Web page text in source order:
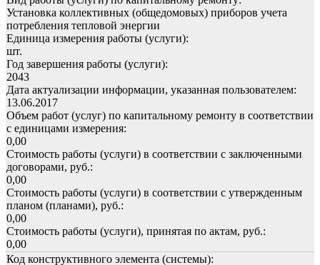
Установка коллективных (общедомовых) приборов учета
потребления тепловой энергии
Единица измерения работы (услуги):
шт.
Год завершения работы (услуги):
2043
Дата актуализации информации, указанная пользователем:
13.06.2017
Объем работ (услуг) по капитальному ремонту в соответствии
с единицами измерения:
0,00
Стоимость работы (услуги) в соответствии с заключенными
договорами, руб.:
0,00
Стоимость работы (услуги) в соответствии с утвержденным
планом (планами), руб.:
0,00
Стоимость работы (услуги), принятая по актам, руб.:
0,00
Код конструктивного элемента (системы):